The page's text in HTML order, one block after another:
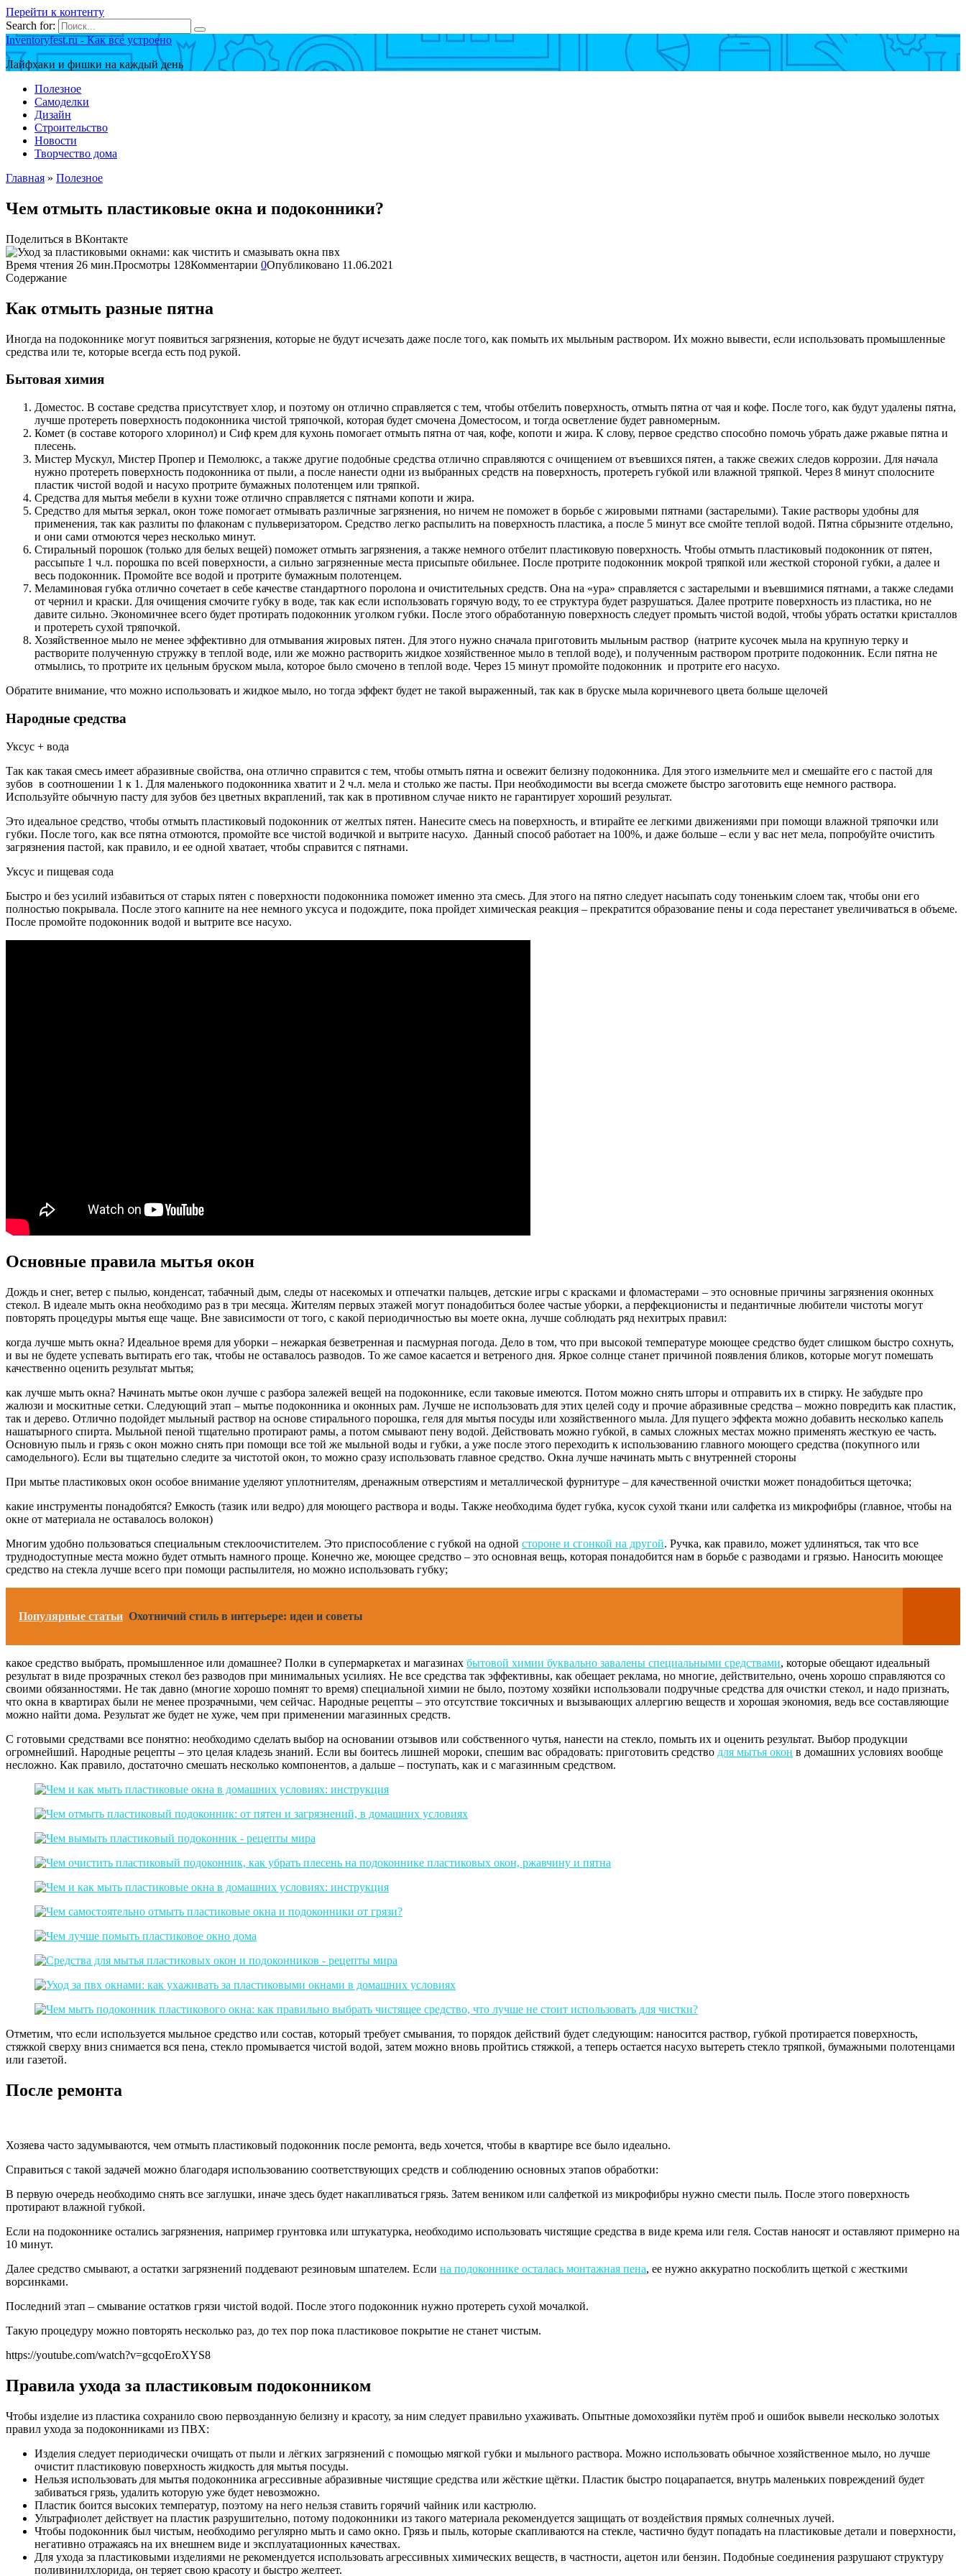
Перейти к контенту
Search for:
Inventoryfest.ru - Как все устроено
Лайфхаки и фишки на каждый день
Полезное
Самоделки
Дизайн
Строительство
Новости
Творчество дома
Главная » Полезное
Чем отмыть пластиковые окна и подоконники?
Поделиться в ВКонтакте
Время чтения 26 мин.Просмотры 128Комментарии 0Опубликовано 11.06.2021
Содержание
Как отмыть разные пятна
Иногда на подоконнике могут появиться загрязнения, которые не будут исчезать даже после того, как помыть их мыльным раствором. Их можно вывести, если использовать промышленные
средства или те, которые всегда есть под рукой.
Бытовая химия
Доместос. В составе средства присутствует хлор, и поэтому он отлично справляется с тем, чтобы отбелить поверхность, отмыть пятна от чая и кофе. После того, как будут удалены пятна,
лучше протереть поверхность подоконника чистой тряпочкой, которая будет смочена Доместосом, и тогда осветление будет равномерным.
Комет (в составе которого хлоринол) и Сиф крем для кухонь помогает отмыть пятна от чая, кофе, копоти и жира. К слову, первое средство способно помочь убрать даже ржавые пятна и
плесень.
Мистер Мускул, Мистер Пропер и Пемолюкс, а также другие подобные средства отлично справляются с очищением от въевшихся пятен, а также свежих следов коррозии. Для начала
нужно протереть поверхность подоконника от пыли, а после нанести одни из выбранных средств на поверхность, протереть губкой или влажной тряпкой. Через 8 минут сполосните
пластик чистой водой и насухо протрите бумажных полотенцем или тряпкой.
Средства для мытья мебели в кухни тоже отлично справляется с пятнами копоти и жира.
Средство для мытья зеркал, окон тоже помогает отмывать различные загрязнения, но ничем не поможет в борьбе с жировыми пятнами (застарелыми). Такие растворы удобны для
применения, так как разлиты по флаконам с пульверизатором. Средство легко распылить на поверхность пластика, а после 5 минут все смойте теплой водой. Пятна сбрызните отдельно,
и они сами отмоются через несколько минут.
Стиральный порошок (только для белых вещей) поможет отмыть загрязнения, а также немного отбелит пластиковую поверхность. Чтобы отмыть пластиковый подоконник от пятен,
рассыпьте 1 ч.л. порошка по всей поверхности, а сильно загрязненные места присыпьте обильнее. После протрите подоконник мокрой тряпкой или жесткой стороной губки, а далее и
весь подоконник. Промойте все водой и протрите бумажным полотенцем.
Меламиновая губка отлично сочетает в себе качестве стандартного поролона и очистительных средств. Она на «ура» справляется с застарелыми и въевшимися пятнами, а также следами
от чернил и краски. Для очищения смочите губку в воде, так как если использовать горячую воду, то ее структура будет разрушаться. Далее протрите поверхность из пластика, но не
давите сильно. Экономичнее всего будет протирать подоконник уголком губки. После этого обработанную поверхность следует промыть чистой водой, чтобы убрать остатки кристаллов
и протереть сухой тряпочкой.
Хозяйственное мыло не менее эффективно для отмывания жировых пятен. Для этого нужно сначала приготовить мыльным раствор (натрите кусочек мыла на крупную терку и
растворите полученную стружку в теплой воде, или же можно растворить жидкое хозяйственное мыло в теплой воде), и полученным раствором протрите подоконник. Если пятна не
отмылись, то протрите их цельным бруском мыла, которое было смочено в теплой воде. Через 15 минут промойте подоконник и протрите его насухо.
Обратите внимание, что можно использовать и жидкое мыло, но тогда эффект будет не такой выраженный, так как в бруске мыла коричневого цвета больше щелочей
Народные средства
Уксус + вода
Так как такая смесь имеет абразивные свойства, она отлично справится с тем, чтобы отмыть пятна и освежит белизну подоконника. Для этого измельчите мел и смешайте его с пастой для
зубов в соотношении 1 к 1. Для маленького подоконника хватит и 2 ч.л. мела и столько же пасты. При необходимости вы всегда сможете быстро заготовить еще немного раствора.
Используйте обычную пасту для зубов без цветных вкраплений, так как в противном случае никто не гарантирует хороший результат.
Это идеальное средство, чтобы отмыть пластиковый подоконник от желтых пятен. Нанесите смесь на поверхность, и втирайте ее легкими движениями при помощи влажной тряпочки или
губки. После того, как все пятна отмоются, промойте все чистой водичкой и вытрите насухо. Данный способ работает на 100%, и даже больше – если у вас нет мела, попробуйте очистить
загрязнения пастой, как правило, и ее одной хватает, чтобы справится с пятнами.
Уксус и пищевая сода
Быстро и без усилий избавиться от старых пятен с поверхности подоконника поможет именно эта смесь. Для этого на пятно следует насыпать соду тоненьким слоем так, чтобы они его
полностью покрывала. После этого капните на нее немного уксуса и подождите, пока пройдет химическая реакция – прекратится образование пены и сода перестанет увеличиваться в объеме.
После промойте подоконник водой и вытрите все насухо.
Основные правила мытья окон
Дождь и снег, ветер с пылью, конденсат, табачный дым, следы от насекомых и отпечатки пальцев, детские игры с красками и фломастерами – это основные причины загрязнения оконных
стекол. В идеале мыть окна необходимо раз в три месяца. Жителям первых этажей могут понадобиться более частые уборки, а перфекционисты и педантичные любители чистоты могут
повторять процедуры мытья еще чаще. Вне зависимости от того, с какой периодичностью вы моете окна, лучше соблюдать ряд нехитрых правил:
когда лучше мыть окна? Идеальное время для уборки – нежаркая безветренная и пасмурная погода. Дело в том, что при высокой температуре моющее средство будет слишком быстро сохнуть,
и вы не будете успевать вытирать его так, чтобы не оставалось разводов. То же самое касается и ветреного дня. Яркое солнце станет причиной появления бликов, которые могут помешать
качественно оценить результат мытья;
как лучше мыть окна? Начинать мытье окон лучше с разбора залежей вещей на подоконнике, если таковые имеются. Потом можно снять шторы и отправить их в стирку. Не забудьте про
жалюзи и москитные сетки. Следующий этап – мытье подоконника и оконных рам. Лучше не использовать для этих целей соду и прочие абразивные средства – можно повредить как пластик,
так и дерево. Отлично подойдет мыльный раствор на основе стирального порошка, геля для мытья посуды или хозяйственного мыла. Для пущего эффекта можно добавить несколько капель
нашатырного спирта. Мыльной пеной тщательно протирают рамы, а потом смывают пену водой. Действовать можно губкой, в самых сложных местах можно применять жесткую ее часть.
Основную пыль и грязь с окон можно снять при помощи все той же мыльной воды и губки, а уже после этого переходить к использованию главного моющего средства (покупного или
самодельного). Если вы тщательно следите за чистотой окон, то можно сразу использовать главное средство. Окна лучше начинать мыть с внутренней стороны
При мытье пластиковых окон особое внимание уделяют уплотнителям, дренажным отверстиям и металлической фурнитуре – для качественной очистки может понадобиться щеточка;
какие инструменты понадобятся? Емкость (тазик или ведро) для моющего раствора и воды. Также необходима будет губка, кусок сухой ткани или салфетка из микрофибры (главное, чтобы на
окне от материала не оставалось волокон)
Многим удобно пользоваться специальным стеклоочистителем. Это приспособление с губкой на одной стороне и сгонкой на другой. Ручка, как правило, может удлиняться, так что все
труднодоступные места можно будет отмыть намного проще. Конечно же, моющее средство – это основная вещь, которая понадобится нам в борьбе с разводами и грязью. Наносить моющее
средство на стекла лучше всего при помощи распылителя, но можно использовать губку;
Популярные статьи Охотничий стиль в интерьере: идеи и советы
какое средство выбрать, промышленное или домашнее? Полки в супермаркетах и магазинах бытовой химии буквально завалены специальными средствами, которые обещают идеальный
результат в виде прозрачных стекол без разводов при минимальных усилиях. Не все средства так эффективны, как обещает реклама, но многие, действительно, очень хорошо справляются со
своими обязанностями. Не так давно (многие хорошо помнят то время) специальной химии не было, поэтому хозяйки использовали подручные средства для очистки стекол, и надо признать,
что окна в квартирах были не менее прозрачными, чем сейчас. Народные рецепты – это отсутствие токсичных и вызывающих аллергию веществ и хорошая экономия, ведь все составляющие
можно найти дома. Результат же будет не хуже, чем при применении магазинных средств.
С готовыми средствами все понятно: необходимо сделать выбор на основании отзывов или собственного чутья, нанести на стекло, помыть их и оценить результат. Выбор продукции
огромнейший. Народные рецепты – это целая кладезь знаний. Если вы боитесь лишней мороки, спешим вас обрадовать: приготовить средство для мытья окон в домашних условиях вообще
несложно. Как правило, достаточно смешать несколько компонентов, а дальше – поступать, как и с магазинным средством.
Отметим, что если используется мыльное средство или состав, который требует смывания, то порядок действий будет следующим: наносится раствор, губкой протирается поверхность,
стяжкой сверху вниз снимается вся пена, стекло промывается чистой водой, затем можно вновь пройтись стяжкой, а теперь остается насухо вытереть стекло тряпкой, бумажными полотенцами
или газетой.
После ремонта
Хозяева часто задумываются, чем отмыть пластиковый подоконник после ремонта, ведь хочется, чтобы в квартире все было идеально.
Справиться с такой задачей можно благодаря использованию соответствующих средств и соблюдению основных этапов обработки:
В первую очередь необходимо снять все заглушки, иначе здесь будет накапливаться грязь. Затем веником или салфеткой из микрофибры нужно смести пыль. После этого поверхность
протирают влажной губкой.
Если на подоконнике остались загрязнения, например грунтовка или штукатурка, необходимо использовать чистящие средства в виде крема или геля. Состав наносят и оставляют примерно на
10 минут.
Далее средство смывают, а остатки загрязнений поддевают резиновым шпателем. Если на подоконнике осталась монтажная пена, ее нужно аккуратно поскоблить щеткой с жесткими
ворсинками.
Последний этап – смывание остатков грязи чистой водой. После этого подоконник нужно протереть сухой мочалкой.
Такую процедуру можно повторять несколько раз, до тех пор пока пластиковое покрытие не станет чистым.
https://youtube.com/watch?v=gcqoEroXYS8
Правила ухода за пластиковым подоконником
Чтобы изделие из пластика сохранило свою первозданную белизну и красоту, за ним следует правильно ухаживать. Опытные домохозяйки путём проб и ошибок вывели несколько золотых
правил ухода за подоконниками из ПВХ:
Изделия следует периодически очищать от пыли и лёгких загрязнений с помощью мягкой губки и мыльного раствора. Можно использовать обычное хозяйственное мыло, но лучше
очистит пластиковую поверхность жидкость для мытья посуды.
Нельзя использовать для мытья подоконника агрессивные абразивные чистящие средства или жёсткие щётки. Пластик быстро поцарапается, внутрь маленьких повреждений будет
забиваться грязь, удалить которую уже будет невозможно.
Пластик боится высоких температур, поэтому на него нельзя ставить горячий чайник или кастрюлю.
Ультрафиолет действует на пластик разрушительно, потому подоконники из такого материала рекомендуется защищать от воздействия прямых солнечных лучей.
Чтобы подоконник был чистым, необходимо регулярно мыть и само окно. Грязь и пыль, которые скапливаются на стекле, частично будут попадать на пластиковые детали и поверхности,
негативно отражаясь на их внешнем виде и эксплуатационных качествах.
Для ухода за пластиковыми изделиями не рекомендуется использовать агрессивных химических веществ, в частности, ацетон или бензин. Подобные соединения разрушают структуру
поливинилхлорида, он теряет свою красоту и быстро желтеет.